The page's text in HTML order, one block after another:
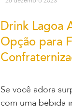
Drink Lagoa
Opção para
Se você adora
com uma bebida